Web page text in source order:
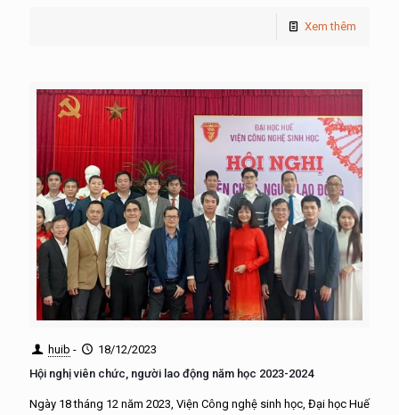
Xem thêm
huib -
18/12/2023
Hội nghị viên chức, người lao động năm học 2023-2024
Ngày 18 tháng 12 năm 2023, Viện Công nghệ sinh học, Đại học Huế